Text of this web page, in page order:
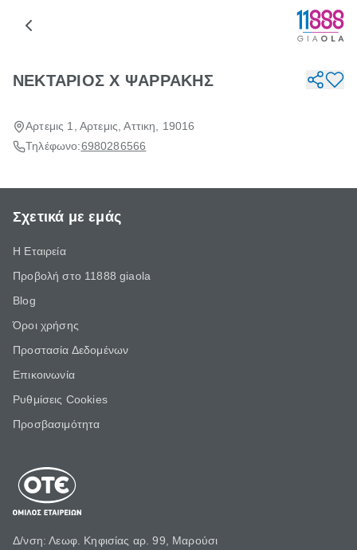
ΝΕΚΤΑΡΙΟΣ Χ ΨΑΡΡΑΚΗΣ
Αρτεμις 1, Αρτεμις, Αττικη, 19016
Τηλέφωνο:6980286566
Σχετικά με εμάς
Η Εταιρεία
Προβολή στο 11888 giaola
Blog
Όροι χρήσης
Προστασία Δεδομένων
Επικοινωνία
Ρυθμίσεις Cookies
Προσβασιμότητα
Δ/νση: Λεωφ. Κηφισίας αρ. 99, Μαρούσι